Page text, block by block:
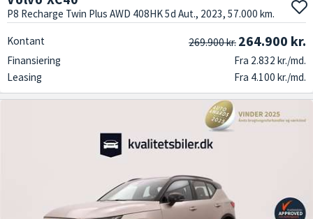
P8 Recharge Twin Plus AWD 408HK 5d Aut., 2023, 57.000 km.
Kontant 269.900 kr. 264.900 kr.
Finansiering
Fra 2.832 kr./md.
Leasing
Fra 4.100 kr./md.